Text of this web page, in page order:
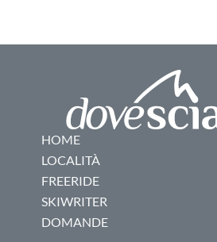
HOME
LOCALITÀ
FREERIDE
SKIWRITER
DOMANDE